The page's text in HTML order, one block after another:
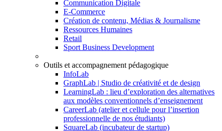
Communication Digitale
E-Commerce
Création de contenu, Médias & Journalisme
Ressources Humaines
Retail
Sport Business Development
Outils et accompagnement pédagogique
InfoLab
GraphLab | Studio de créativité et de design
LearningLab : lieu d’exploration des alternatives
aux modèles conventionnels d’enseignement
CareerLab (atelier et cellule pour l’insertion
professionnelle de nos étudiants)
SquareLab (incubateur de startup)